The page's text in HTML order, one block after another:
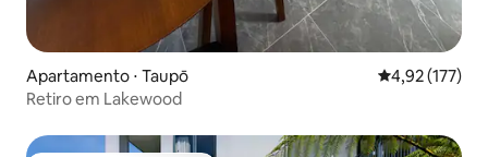
Apartamento ⋅ Taupō 4,92 de uma
4,92 (177)
Retiro em Lakewood